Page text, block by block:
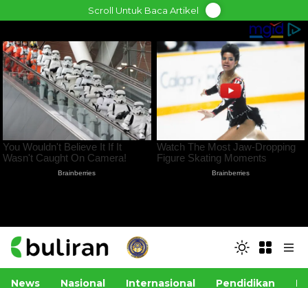
to
Scroll Untuk Baca Artikel
News Nasional Internasional Pendidikan